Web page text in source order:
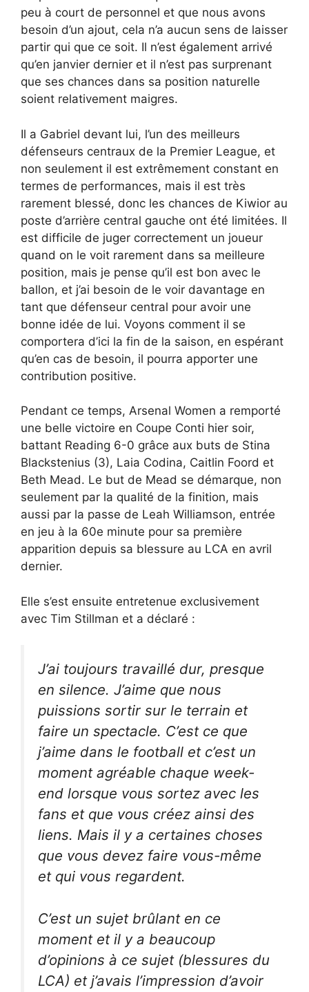
peu à court de personnel et que nous avons
besoin d’un ajout, cela n’a aucun sens de laisser
partir qui que ce soit. Il n’est également arrivé
qu’en janvier dernier et il n’est pas surprenant
que ses chances dans sa position naturelle
soient relativement maigres.
Il a Gabriel devant lui, l’un des meilleurs
défenseurs centraux de la Premier League, et
non seulement il est extrêmement constant en
termes de performances, mais il est très
rarement blessé, donc les chances de Kiwior au
poste d’arrière central gauche ont été limitées. Il
est difficile de juger correctement un joueur
quand on le voit rarement dans sa meilleure
position, mais je pense qu’il est bon avec le
ballon, et j’ai besoin de le voir davantage en
tant que défenseur central pour avoir une
bonne idée de lui. Voyons comment il se
comportera d’ici la fin de la saison, en espérant
qu’en cas de besoin, il pourra apporter une
contribution positive.
Pendant ce temps, Arsenal Women a remporté
une belle victoire en Coupe Conti hier soir,
battant Reading 6-0 grâce aux buts de Stina
Blackstenius (3), Laia Codina, Caitlin Foord et
Beth Mead. Le but de Mead se démarque, non
seulement par la qualité de la finition, mais
aussi par la passe de Leah Williamson, entrée
en jeu à la 60e minute pour sa première
apparition depuis sa blessure au LCA en avril
dernier.
Elle s’est ensuite entretenue exclusivement
avec Tim Stillman et a déclaré :
J’ai toujours travaillé dur, presque
en silence. J’aime que nous
puissions sortir sur le terrain et
faire un spectacle. C’est ce que
j’aime dans le football et c’est un
moment agréable chaque week-
end lorsque vous sortez avec les
fans et que vous créez ainsi des
liens. Mais il y a certaines choses
que vous devez faire vous-même
et qui vous regardent.
C’est un sujet brûlant en ce
moment et il y a beaucoup
d’opinions à ce sujet (blessures du
LCA) et j’avais l’impression d’avoir